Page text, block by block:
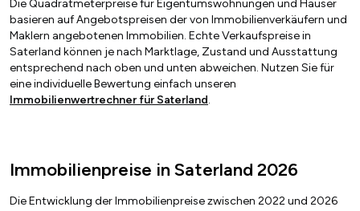
Die Quadratmeterpreise für Eigentumswohnungen und Häuser
basieren auf Angebotspreisen der von Immobilienverkäufern und
Maklern angebotenen Immobilien. Echte Verkaufspreise in
Saterland können je nach Marktlage, Zustand und Ausstattung
entsprechend nach oben und unten abweichen. Nutzen Sie für
eine individuelle Bewertung einfach unseren
Immobilienwertrechner für Saterland.
Immobilienpreise in Saterland 2026
Die Entwicklung der Immobilienpreise zwischen 2022 und 2026